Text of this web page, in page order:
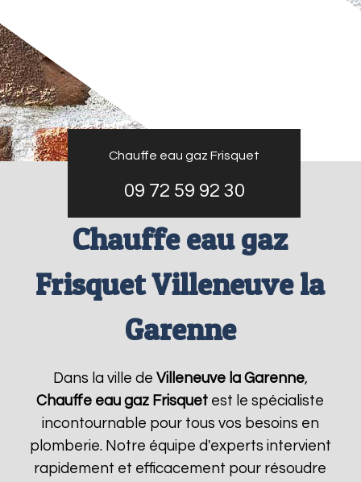
Chauffe eau gaz Frisquet
09 72 59 92 30
Chauffe eau gaz
Frisquet Villeneuve la
Garenne
Dans la ville de Villeneuve la Garenne,
Chauffe eau gaz Frisquet est le spécialiste
incontournable pour tous vos besoins en
plomberie. Notre équipe d'experts intervient
rapidement et efficacement pour résoudre